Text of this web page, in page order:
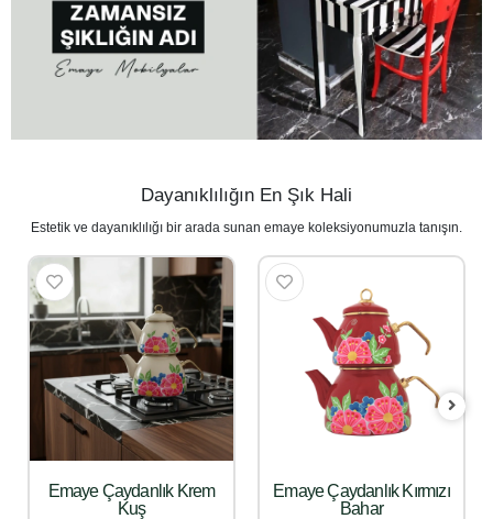
Dayanıklılığın En Şık Hali
Estetik ve dayanıklılığı bir arada sunan emaye koleksiyonumuzla tanışın.
Emaye Çaydanlık Krem
Kuş
Emaye Çaydanlık Kırmızı
Bahar